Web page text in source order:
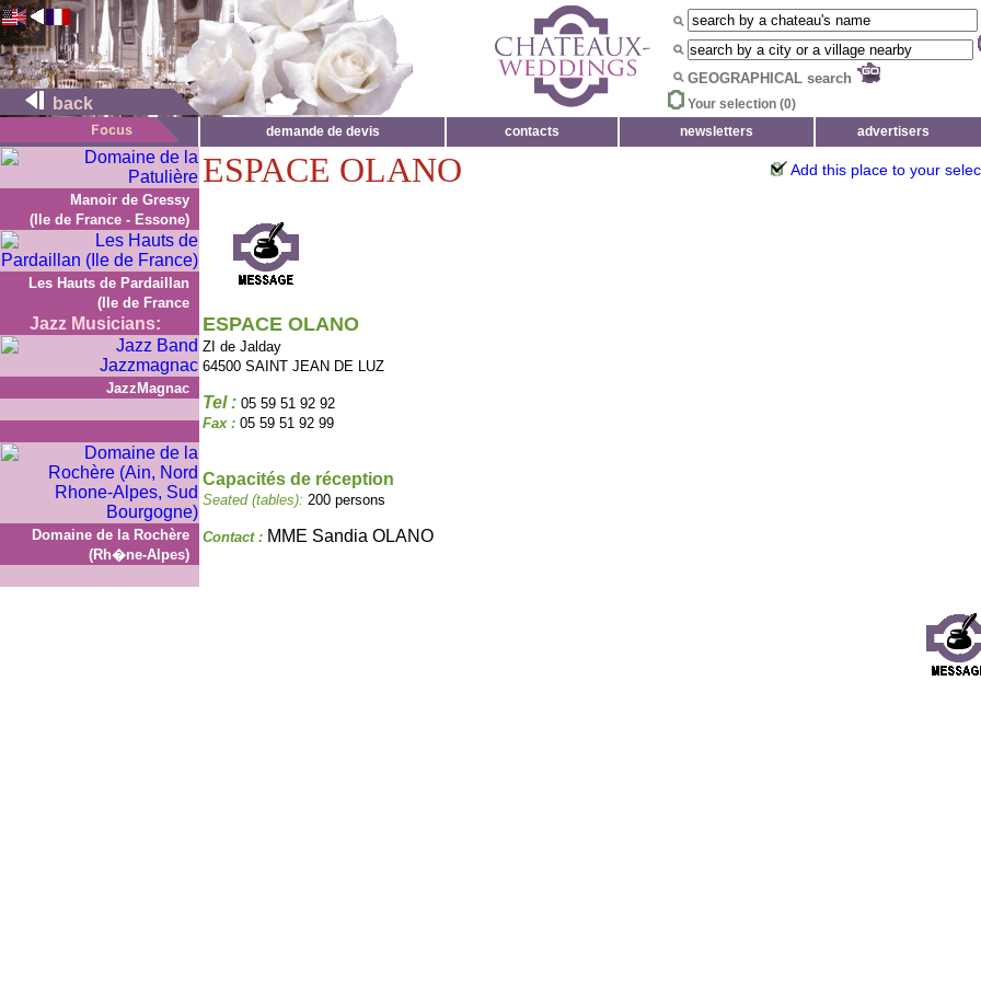
back
GEOGRAPHICAL search
Your selection (0)
demande de devis
contacts newsletters advertisers
Manoir de Gressy
(Ile de France - Essone)
Les Hauts de Pardaillan
(Ile de France
Jazz Musicians:
JazzMagnac
Domaine de la Rochère
(Rh�ne-Alpes)
ESPACE OLANO Add this place to your
ESPACE OLANO
ZI de Jalday
64500 SAINT JEAN DE LUZ
Tel : 05 59 51 92 92
Fax : 05 59 51 92 99
Capacités de réception
Seated (tables): 200 persons
Contact : MME Sandia OLANO